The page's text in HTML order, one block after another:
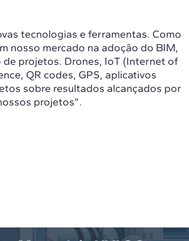
tecnologias e ferramentas. Como
nosso mercado na adoção do BIM,
de projetos. Drones, IoT (Internet of
QR codes, GPS, aplicativos
sobre resultados alcançados por
projetos”.